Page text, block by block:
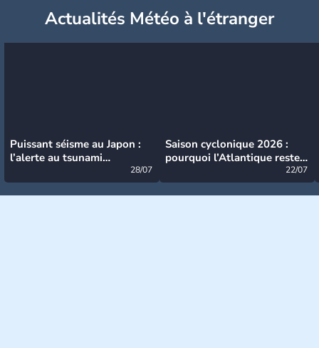
Actualités Météo à l'étranger
Puissant séisme au Japon :
l’alerte au tsunami
28/07
Saison cyclonique 2026 :
pourquoi l’Atlantique reste
22/07